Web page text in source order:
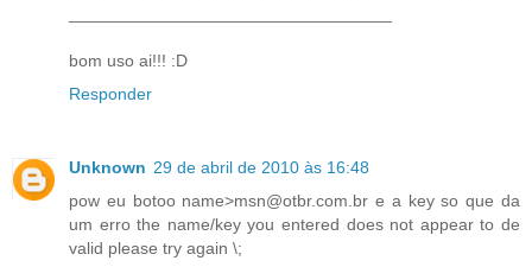
bom uso ai!!! :D
Responder
Unknown 29 de abril de 2010 às 16:48
pow eu botoo name>msn@otbr.com.br e a key so que da
um erro the name/key you entered does not appear to de
valid please try again \;